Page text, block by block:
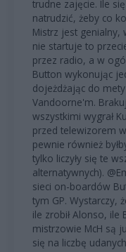
trudne zajęcie. Ile
natrudzić, żeby co
Mistrz jest
nie startuje to
przez radio, a w
Button wykonując
dojeżdżając do
Vandoorne'm.
wszystkimi wygrał
przed telewizorem
pewnie również
tylko liczyły się te
alternatywnych).
sieci on-boardów
tym GP. Wystarczy,
ile zrobił Alonso, ile
mistrzowie McH są
się na liczbę